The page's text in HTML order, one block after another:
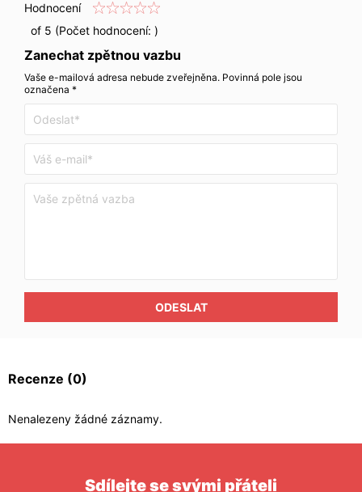
Hodnocení
of 5 (Počet hodnocení: )
Zanechat zpětnou vazbu
Vaše e-mailová adresa nebude zveřejněna. Povinná pole jsou
označena *
ODESLAT
Recenze (0)
Nenalezeny žádné záznamy.
Sdílejte se svými přáteli